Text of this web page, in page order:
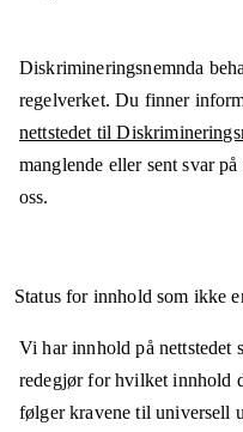
Diskrimineringsnemnda
regelverket. Du finner
nettstedet til
manglende eller sent svar
oss.
Status for innhold som ikke
Vi har innhold på nettstedet
redegjør for hvilket innhold
følger kravene til universell